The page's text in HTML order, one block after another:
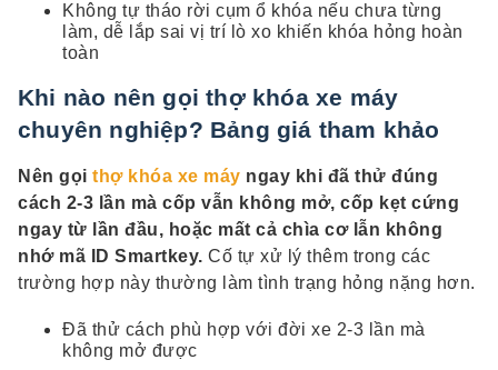
Không tự tháo rời cụm ổ khóa nếu chưa từng
làm, dễ lắp sai vị trí lò xo khiến khóa hỏng hoàn
toàn
Khi nào nên gọi thợ khóa xe máy
chuyên nghiệp? Bảng giá tham khảo
Nên gọi thợ khóa xe máy ngay khi đã thử đúng
cách 2-3 lần mà cốp vẫn không mở, cốp kẹt cứng
ngay từ lần đầu, hoặc mất cả chìa cơ lẫn không
nhớ mã ID Smartkey. Cố tự xử lý thêm trong các
trường hợp này thường làm tình trạng hỏng nặng hơn.
Đã thử cách phù hợp với đời xe 2-3 lần mà
không mở được